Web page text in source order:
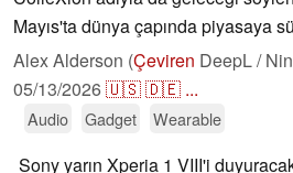
Mayıs'ta dünya çapında piyasaya
Alex Alderson (Çeviren DeepL /
05/13/2026🇺🇸🇩🇪 ...
Audio Gadget Wearable
Sony yarın Xperia 1 VIII'i